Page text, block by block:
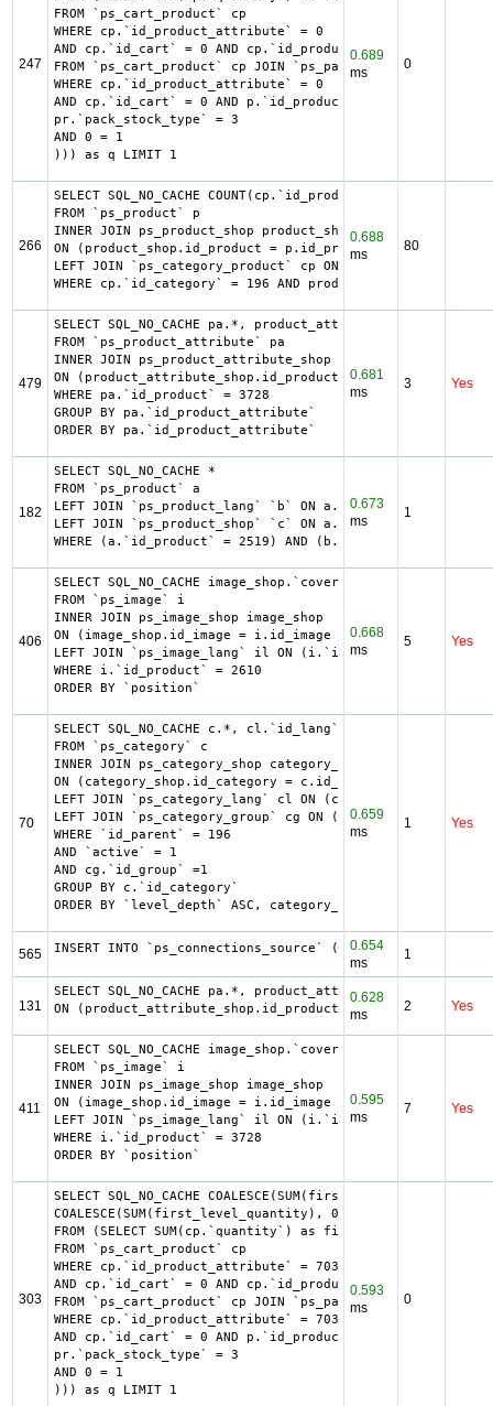
247
FROM `ps_cart_product` cp
WHERE cp.`id_product_attribute` = 0
AND cp.`id_cart` = 0 AND cp.`id_product` = 2330
FROM `ps_cart_product` cp JOIN `ps_pack` p ON
WHERE cp.`id_product_attribute` = 0
AND cp.`id_cart` = 0 AND p.`id_product_item` = 2330
pr.`pack_stock_type` = 3
AND 0 = 1
))) as q LIMIT 1
0.689
ms
0
266
SELECT SQL_NO_CACHE COUNT(cp.`id_product`) AS total
FROM `ps_product` p
INNER JOIN ps_product_shop product_shop
ON (product_shop.id_product = p.id_product AND
LEFT JOIN `ps_category_product` cp ON p.`id_product` =
WHERE cp.`id_category` = 196 AND
0.688
ms
80
479
SELECT SQL_NO_CACHE pa.*, product_attribute_shop.*
FROM `ps_product_attribute` pa
INNER JOIN ps_product_attribute_shop
ON (product_attribute_shop.id_product_attribute =
WHERE pa.`id_product` = 3728
GROUP BY pa.`id_product_attribute`
ORDER BY pa.`id_product_attribute`
0.681
ms
3 Yes
182
SELECT SQL_NO_CACHE *
FROM `ps_product` a
LEFT JOIN `ps_product_lang` `b` ON a.`id_product` =
LEFT JOIN `ps_product_shop` `c` ON a.`id_product` =
WHERE (a.`id_product` = 2519) AND (b.`id_shop` = 1)
0.673
ms
1
406
SELECT SQL_NO_CACHE image_shop.`cover`,
FROM `ps_image` i
INNER JOIN ps_image_shop image_shop
ON (image_shop.id_image = i.id_image AND
LEFT JOIN `ps_image_lang` il ON (i.`id_image` =
WHERE i.`id_product` = 2610
ORDER BY `position`
0.668
ms
5 Yes
70
SELECT SQL_NO_CACHE c.*, cl.`id_lang`,
FROM `ps_category` c
INNER JOIN ps_category_shop category_shop
ON (category_shop.id_category = c.id_category AND
LEFT JOIN `ps_category_lang` cl ON (c.`id_category` =
LEFT JOIN `ps_category_group` cg ON (cg.`id_category`
WHERE `id_parent` = 196
AND `active` = 1
AND cg.`id_group` =1
GROUP BY c.`id_category`
ORDER BY `level_depth` ASC, category_shop.`position` ASC
0.659
ms
1 Yes
565 INSERT INTO `ps_connections_source`0.654
ms
1
131
SELECT SQL_NO_CACHE pa.*,
ON (product_attribute_shop.id_product_attribute =
0.628
ms
2 Yes
411
SELECT SQL_NO_CACHE image_shop.`cover`,
FROM `ps_image` i
INNER JOIN ps_image_shop image_shop
ON (image_shop.id_image = i.id_image AND
LEFT JOIN `ps_image_lang` il ON (i.`id_image` =
WHERE i.`id_product` = 3728
ORDER BY `position`
0.595
ms
7 Yes
303
SELECT SQL_NO_CACHE
COALESCE(SUM(first_level_quantity), 0) as quantity
FROM (SELECT SUM(cp.`quantity`) as
FROM `ps_cart_product` cp
WHERE cp.`id_product_attribute` = 7036
AND cp.`id_cart` = 0 AND cp.`id_product` = 2610
FROM `ps_cart_product` cp JOIN `ps_pack` p ON
WHERE cp.`id_product_attribute` = 7036
AND cp.`id_cart` = 0 AND p.`id_product_item` = 2610
pr.`pack_stock_type` = 3
AND 0 = 1
))) as q LIMIT 1
0.593
ms
0